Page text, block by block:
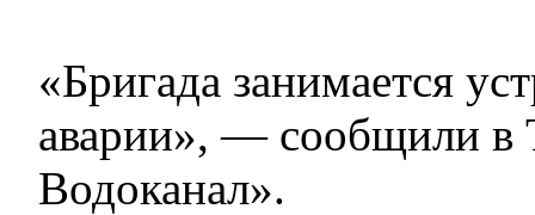
«Бригада занимается
аварии», — сообщили в
Водоканал».